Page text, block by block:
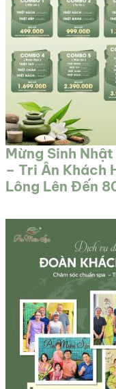
Mừng Sinh
– Tri Ân Khách
Lông Lên Đến